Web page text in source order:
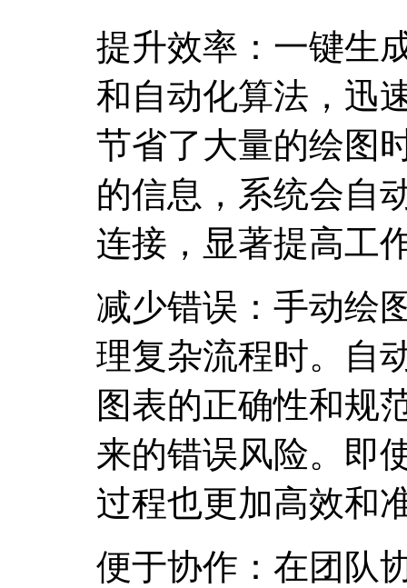
提升效率：一键生
和自动化算法，迅
节省了大量的绘图
的信息，系统会自
连接，显著提高工
减少错误：手动绘
理复杂流程时。自
图表的正确性和规
来的错误风险。即
过程也更加高效和
便于协作：在团队